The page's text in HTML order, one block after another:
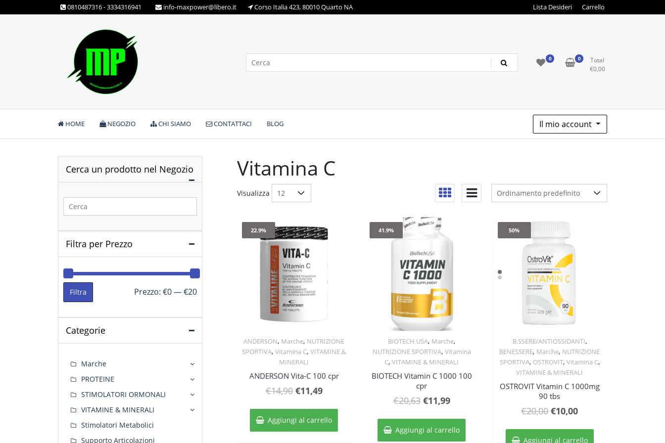
to
0810487316 - 3334316941 info-maxpower@libero.it Corso Italia 423, 80010 Quarto NA Lista Desideri Carrello
Max Power Integratori
0 0
Total
€0,00
HOME NEGOZIO CHI SIAMO CONTATTACI BLOG Il mio account
Vitamina C
Visualizza
22.9%
Quick View
ANDERSON, Marche, NUTRIZIONE
SPORTIVA, Vitamina C, VITAMINE &
MINERALI
ANDERSON Vita-C 100 cpr
€14,90 Il
originale
era:
€11,49Il
attuale
è:
Aggiungi al carrello
41.9%
Quick View
BIOTECH USA, Marche,
NUTRIZIONE SPORTIVA, Vitamina
C,VITAMINE & MINERALI
BIOTECH Vitamin C 1000 100
cpr
€20,63 Il
originale
era:
€11,99Il
attuale
è:
Aggiungi al carrello
50%
Quick View
B.SSERE/ANTIOSSIDANTI,
BENESSERE, Marche, NUTRIZIONE
SPORTIVA, OSTROVIT, Vitamina C,
VITAMINE & MINERALI
OSTROVIT Vitamin C 1000mg
90 tbs
€20,00Il
originale
€10,00Il
attuale
Aggiungi al carrello
Cerca un prodotto nel Negozio
Filtra per Prezzo
Prezzo
Prezzo
Filtra Prezzo: €0—€20
Categorie
Marche
PROTEINE
STIMOLATORI ORMONALI
VITAMINE & MINERALI
Stimolatori Metabolici
Supporto Articolazioni